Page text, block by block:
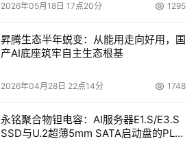
2026年05月18日 17点20分 1295
昇腾生态半年蜕变：从能用走向好用，国
产AI底座筑牢自主生态根基
2026年04月28日 22点14分 1748
永铭聚合物钽电容：AI服务器E1.S/E3.S
SSD与U.2超薄5mm SATA启动盘的PLP